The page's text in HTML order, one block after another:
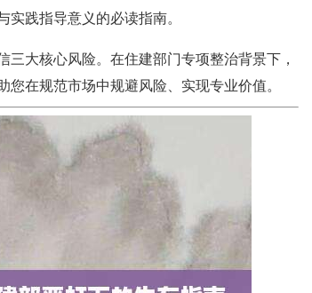
践指导意义的必读指南。
大核心风险。在住建部门专项整治背景下，
在规范市场中规避风险、实现专业价值。